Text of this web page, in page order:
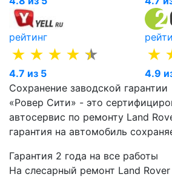
рейтинг
4.7 из 5
4.9
Сохранение заводской гарантии
«Ровер Сити» - это
автосервис по ремонту Land
гарантия на автомобиль
Гарантия 2 года на все работы
На слесарный ремонт Land